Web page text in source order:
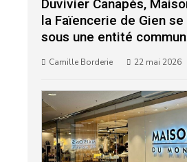
Duvivier Canapés,
la Faïencerie de Gien
sous une entité
Camille Borderie 22 mai 2026